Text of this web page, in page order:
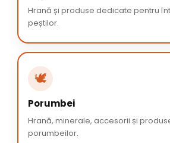
Hrană și produse dedicate pentru
peștilor.
🕊️
Porumbei
Hrană, minerale, accesorii și
porumbeilor.